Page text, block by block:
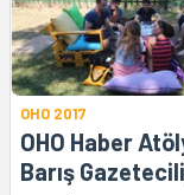
OHO 2017
OHO Haber
Barış